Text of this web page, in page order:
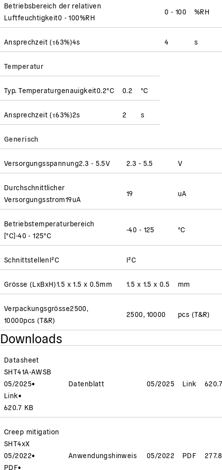
Betriebsbereich der relativen
Luftfeuchtigkeit0 - 100%RH
0 - 100 %RH
Ansprechzeit (τ63%)4s 4 s
Temperatur
Typ. Temperaturgenauigkeit0.2°C 0.2 °C
Ansprechzeit (τ63%)2s 2 s
Generisch
Versorgungsspannung2.3 - 5.5V 2.3 - 5.5 V
Durchschnittlicher
Versorgungsstrom19uA
19 uA
Betriebstemperaturbereich
[°C]-40 - 125°C
-40 - 125 °C
SchnittstellenI²C I²C
Grösse (LxBxH)1.5 x 1.5 x 0.5mm 1.5 x 1.5 x 0.5 mm
Verpackungsgrösse2500,
10000pcs (T&R)
2500, 10000 pcs (T&R)
Downloads
Datasheet
SHT41A-AWSB
05/2025•
Link•
620.7 KB
Datenblatt 05/2025 Link
Creep mitigation
SHT4xX
05/2022•
PDF•
Anwendungshinweis 05/2022 PDF